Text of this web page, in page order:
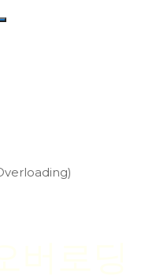
Search
버로딩